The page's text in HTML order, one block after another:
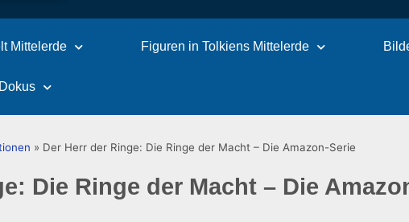
Mittelerde Figuren in Tolkiens Mittelerde
» Der Herr der Ringe: Die Ringe der Macht – Die Amazon-Serie
Die Ringe der Macht – Die